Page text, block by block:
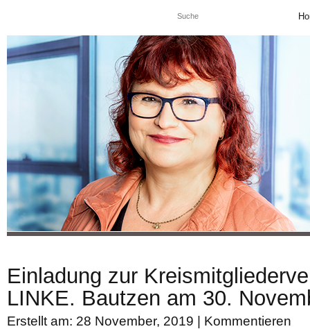
Einladung zur
LINKE. Bautzen am 30.
Erstellt am: 28 November, 2019 | Kommentieren